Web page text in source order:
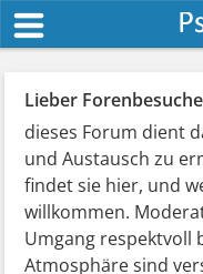
Lieber
dieses Forum dient
und Austausch zu
findet sie hier, und
willkommen.
Umgang respektvoll
Atmosphäre sind